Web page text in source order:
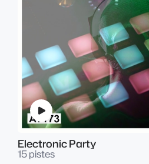
Electronic Party
15 pistes